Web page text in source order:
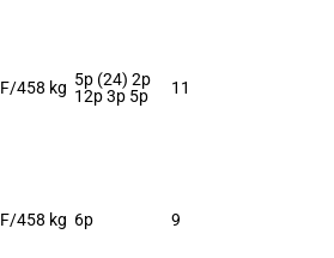
F/458 kg 5p (24) 2p
12p 3p 5p
11
F/458 kg 6p 9